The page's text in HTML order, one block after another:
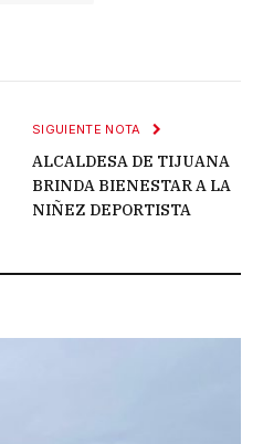
SIGUIENTE NOTA
ALCALDESA DE TIJUANA
BRINDA BIENESTAR A LA
NIÑEZ DEPORTISTA